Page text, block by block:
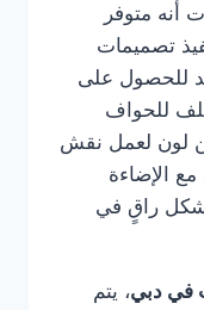
أنه متوفر
تصميمات
للحصول على
للحواف
لون لعمل نقش
الإضاءة
شكل راقٍ في
في دبي، يتم